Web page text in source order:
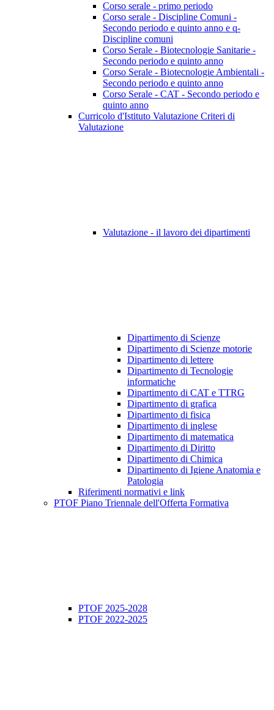
Corso serale - primo periodo
Corso serale - Discipline Comuni -
Secondo periodo e quinto anno e q-
Discipline comuni
Corso Serale - Biotecnologie Sanitarie -
Secondo periodo e quinto anno
Corso Serale - Biotecnologie Ambientali -
Secondo periodo e quinto anno
Corso Serale - CAT - Secondo periodo e
quinto anno
Curricolo d'Istituto Valutazione Criteri di
Valutazione
Valutazione - il lavoro dei dipartimenti
Dipartimento di Scienze
Dipartimento di Scienze motorie
Dipartimento di lettere
Dipartimento di Tecnologie
informatiche
Dipartimento di CAT e TTRG
Dipartimento di grafica
Dipartimento di fisica
Dipartimento di inglese
Dipartimento di matematica
Dipartimento di Diritto
Dipartimento di Chimica
Dipartimento di Igiene Anatomia e
Patologia
Riferimenti normativi e link
PTOF Piano Triennale dell'Offerta Formativa
PTOF 2025-2028
PTOF 2022-2025